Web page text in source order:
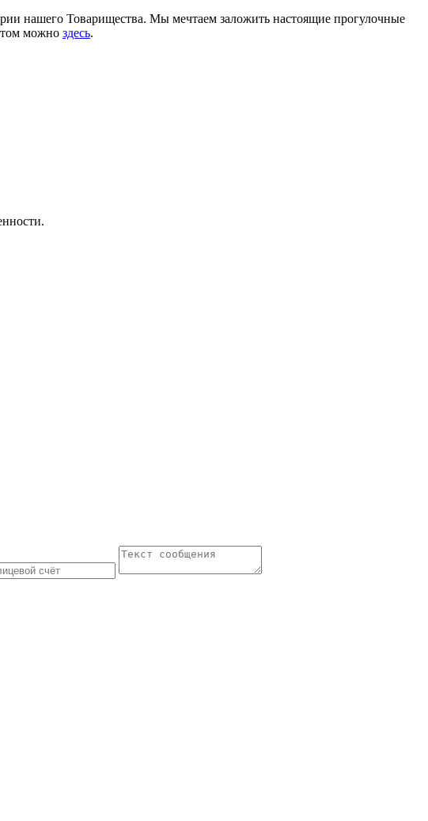
нашего Товарищества. Мы мечтаем заложить настоящие прогулочные
можно здесь.